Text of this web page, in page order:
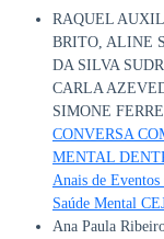
RAQUEL
BRITO, ALINE
DA SILVA
CARLA
SIMONE
CONVERSA
MENTAL
Anais de
Saúde Mental
Ana Paula